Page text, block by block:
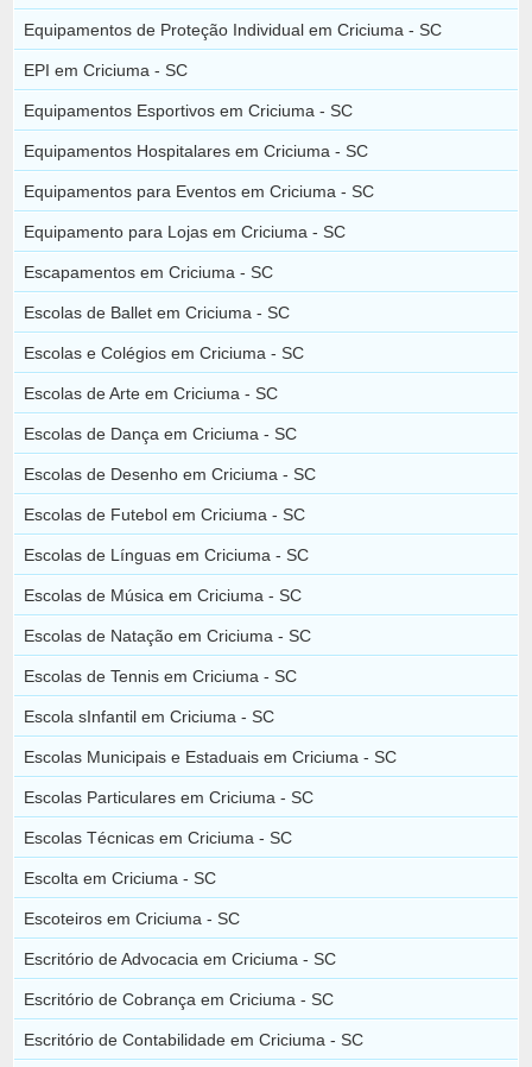
Equipamentos de Proteção Individual em Criciuma - SC
EPI em Criciuma - SC
Equipamentos Esportivos em Criciuma - SC
Equipamentos Hospitalares em Criciuma - SC
Equipamentos para Eventos em Criciuma - SC
Equipamento para Lojas em Criciuma - SC
Escapamentos em Criciuma - SC
Escolas de Ballet em Criciuma - SC
Escolas e Colégios em Criciuma - SC
Escolas de Arte em Criciuma - SC
Escolas de Dança em Criciuma - SC
Escolas de Desenho em Criciuma - SC
Escolas de Futebol em Criciuma - SC
Escolas de Línguas em Criciuma - SC
Escolas de Música em Criciuma - SC
Escolas de Natação em Criciuma - SC
Escolas de Tennis em Criciuma - SC
Escola sInfantil em Criciuma - SC
Escolas Municipais e Estaduais em Criciuma - SC
Escolas Particulares em Criciuma - SC
Escolas Técnicas em Criciuma - SC
Escolta em Criciuma - SC
Escoteiros em Criciuma - SC
Escritório de Advocacia em Criciuma - SC
Escritório de Cobrança em Criciuma - SC
Escritório de Contabilidade em Criciuma - SC